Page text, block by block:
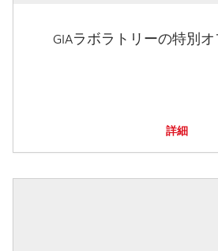
GIAラボラトリーの特別
詳細